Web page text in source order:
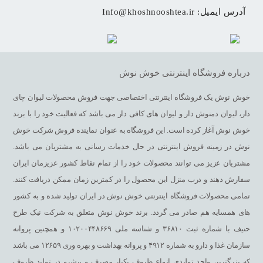
چرا برند خوش نوش
را فدای قیمت نمی کنند. از این روی با تاسیس آزمایشگاه و تست مواد
اولیه و گیاهان دارویی تازه سعی دارند تا تولیدات این شرکت را در
بهترین کیفیت و بدون اسانس و افزودنی های مضر در دسترس هموطنان
عزیز قرار دهند.
ما در خوش نوش بجای استفاده از مواد اولیه ارزان قیمت و بی کیفیت
دریافت کردیم تا محصولی در شاُن ایرانیان به نام
لیوان کاغذی چای دار
تقدیم سرزمین سبزمان کنیم.
آدرس ایمیل: Info@khoshnooshtea.ir
درباره فروشگاه اینترنتی خوش نوش
خوش نوش یک فروشگاه اینترنتی اختصاصی جهت فروش محصولات لیوان چای
دار، لیوان دمنوش دار و لیوان های کافی دار می باشد که فعالیت خود را با برند
خوش نوش آغاز کرده است. این فروشگاه به عنوان نماینده فروش شرکت خوش
نوش در زمینه فروش اینترنتی در حال خدمات رسانی به مشتریان می باشد.
مشتریان عزیز می توانند محصولات خود را از تمام نقاط کشور عزیزمان ایران
سفارش دهند و درب منزل این محصول را در کمترین زمان ممکن دریافت کنند.
تمامی محصولات فروشگاه اینترنتی خوش نوش در ایران تولید شده و به کشور
های همسایه هم صادر می گردد. برند خوش نوش متعلق به شرکت نیک طرح
حنیف با شماره ثبت ۳۶۸۱۰ و شناسه ملی ۱۰۲۰۰۴۴۸۶۶۹ و همچنین پروانه
سازمان غذا و دارو به شماره ۴۹۱۲ و پروانه بهداشت و بهره وری ۱۲۶۵۹ می باشد